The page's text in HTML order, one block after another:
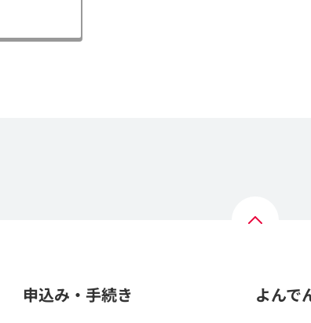
申込み・手続き よんで